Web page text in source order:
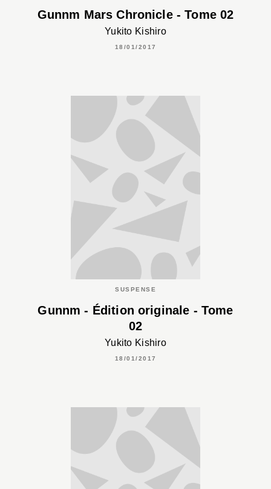
Gunnm Mars Chronicle - Tome 02
Yukito Kishiro
18/01/2017
SUSPENSE
Gunnm - Édition originale - Tome
02
Yukito Kishiro
18/01/2017